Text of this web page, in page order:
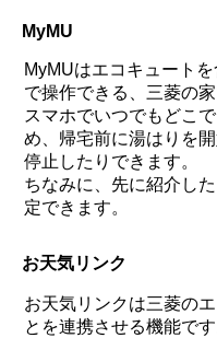
MyMU
MyMUはエコキュート
で操作できる、三菱の
スマホでいつでもどこ
め、帰宅前に湯はりを
停止したりできます。
ちなみに、先に紹介し
定できます。
お天気リンク
お天気リンクは三菱の
とを連携させる機能です